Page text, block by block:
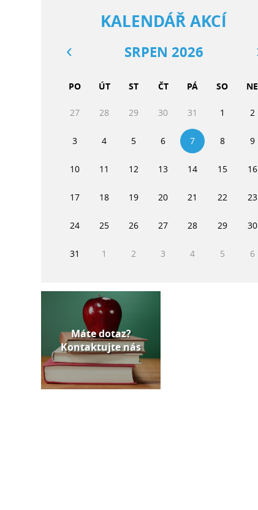
KALENDÁŘ AKCÍ
SRPEN 2026
PO ÚT ST ČT PÁ SO NE
27 28 29 30 31 1 2
3 4 5 6 7 8 9
10 11 12 13 14 15 16
17 18 19 20 21 22 23
24 25 26 27 28 29 30
31 1 2 3 4 5 6
Máte dotaz?
Kontaktujte nás